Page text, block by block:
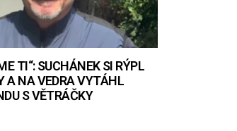
TI“: SUCHÁNEK SI RÝPL
A NA VEDRA VYTÁHL
S VĚTRÁČKY